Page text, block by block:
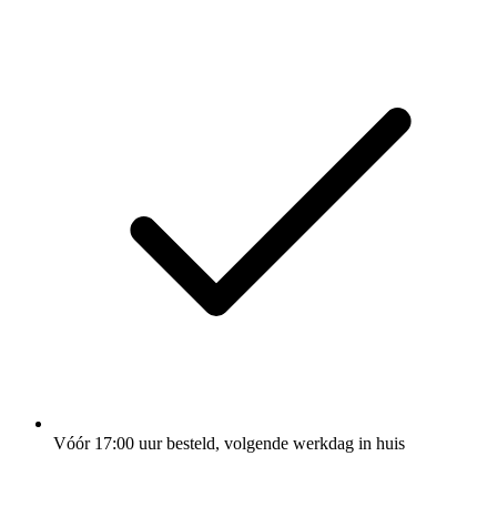
Vóór 17:00 uur besteld, volgende werkdag in huis